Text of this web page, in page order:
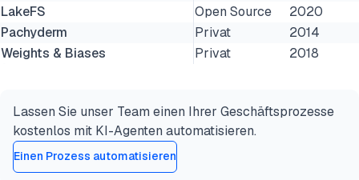
LakeFS
Open Source
2020
Pachyderm
Privat
2014
Weights & Biases
Privat 2018
Lassen Sie unser Team einen Ihrer Geschäftsprozesse
kostenlos mit KI-Agenten automatisieren.
Einen Prozess automatisieren